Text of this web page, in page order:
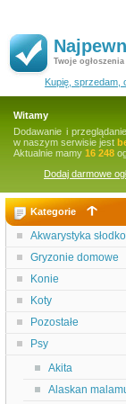
Twoje
Kupię, sprzedam,
Witamy
Dodawanie i
w naszym serwisie jest
Aktualnie mamy 16 248
Dodaj darmowe
Kategorie
Akwarystyka
Gryzonie domowe
Konie
Koty
Pozostałe
Psy
Akita
Alaskan